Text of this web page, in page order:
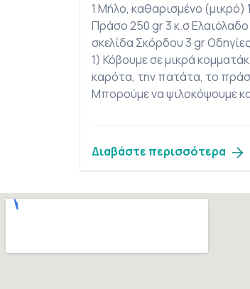
1 Μήλο, καθαρισμένο (μικρό)
Πράσο 250 gr 3 κ.σ Ελαιόλαδο
σκελίδα Σκόρδου 3 gr
1) Κόβουμε σε μικρά
καρότα, την πατάτα, το
Μπορούμε να ψιλοκόψουμε
Διαβάστε περισσότερα